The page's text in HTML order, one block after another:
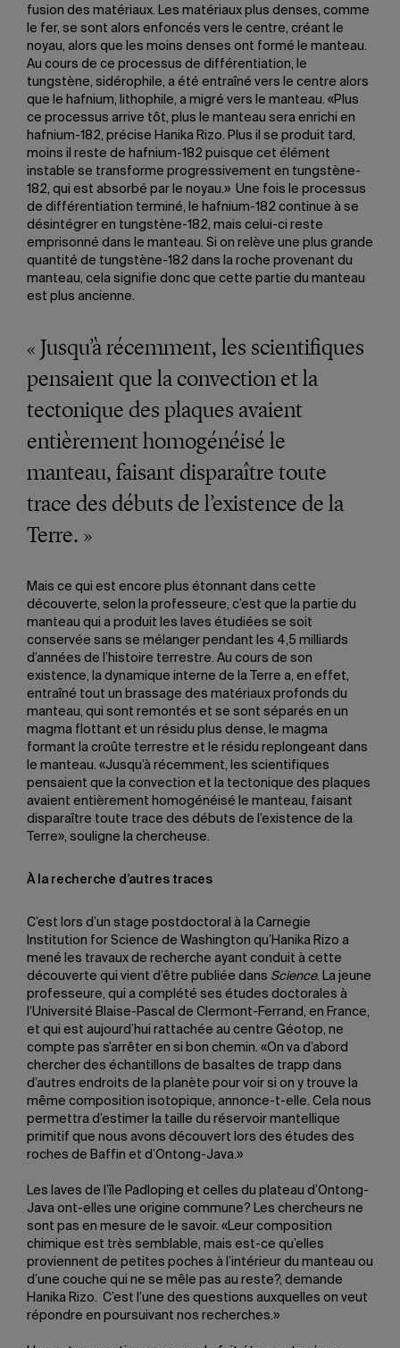
fusion des matériaux. Les matériaux plus denses, comme
le fer, se sont alors enfoncés vers le centre, créant le
noyau, alors que les moins denses ont formé le manteau.
Au cours de ce processus de différentiation, le
tungstène, sidérophile, a été entraîné vers le centre alors
que le hafnium, lithophile, a migré vers le manteau. «Plus
ce processus arrive tôt, plus le manteau sera enrichi en
hafnium-182, précise Hanika Rizo. Plus il se produit tard,
moins il reste de hafnium-182 puisque cet élément
instable se transforme progressivement en tungstène-
182, qui est absorbé par le noyau.» Une fois le processus
de différentiation terminé, le hafnium-182 continue à se
désintégrer en tungstène-182, mais celui-ci reste
emprisonné dans le manteau. Si on relève une plus grande
quantité de tungstène-182 dans la roche provenant du
manteau, cela signifie donc que cette partie du manteau
est plus ancienne.
« Jusqu’à récemment, les scientifiques
pensaient que la convection et la
tectonique des plaques avaient
entièrement homogénéisé le
manteau, faisant disparaître toute
trace des débuts de l’existence de la
Terre. »
Mais ce qui est encore plus étonnant dans cette
découverte, selon la professeure, c’est que la partie du
manteau qui a produit les laves étudiées se soit
conservée sans se mélanger pendant les 4,5 milliards
d’années de l’histoire terrestre. Au cours de son
existence, la dynamique interne de la Terre a, en effet,
entraîné tout un brassage des matériaux profonds du
manteau, qui sont remontés et se sont séparés en un
magma flottant et un résidu plus dense, le magma
formant la croûte terrestre et le résidu replongeant dans
le manteau. «Jusqu’à récemment, les scientifiques
pensaient que la convection et la tectonique des plaques
avaient entièrement homogénéisé le manteau, faisant
disparaître toute trace des débuts de l’existence de la
Terre», souligne la chercheuse.
À la recherche d’autres traces
C’est lors d’un stage postdoctoral à la Carnegie
Institution for Science de Washington qu’Hanika Rizo a
mené les travaux de recherche ayant conduit à cette
découverte qui vient d’être publiée dans Science. La jeune
professeure, qui a complété ses études doctorales à
l’Université Blaise-Pascal de Clermont-Ferrand, en France,
et qui est aujourd’hui rattachée au centre Géotop, ne
compte pas s’arrêter en si bon chemin. «On va d’abord
chercher des échantillons de basaltes de trapp dans
d’autres endroits de la planète pour voir si on y trouve la
même composition isotopique, annonce-t-elle. Cela nous
permettra d’estimer la taille du réservoir mantellique
primitif que nous avons découvert lors des études des
roches de Baffin et d’Ontong-Java.»
Les laves de l’île Padloping et celles du plateau d’Ontong-
Java ont-elles une origine commune? Les chercheurs ne
sont pas en mesure de le savoir. «Leur composition
chimique est très semblable, mais est-ce qu’elles
proviennent de petites poches à l’intérieur du manteau ou
d’une couche qui ne se mêle pas au reste?, demande
Hanika Rizo. C’est l’une des questions auxquelles on veut
répondre en poursuivant nos recherches.»